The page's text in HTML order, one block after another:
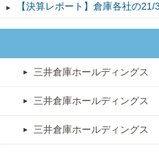
【決算レポート】倉庫各社の
三井倉庫ホールディングス
三井倉庫ホールディングス
三井倉庫ホールディングス